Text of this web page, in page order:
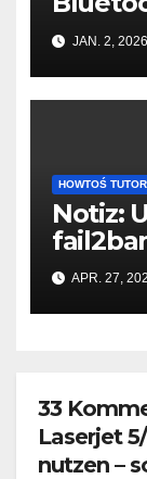
JAN. 2, 2026
HOWTOŚ
Notiz:
APR. 27,
33
Laserjet
nutzen –